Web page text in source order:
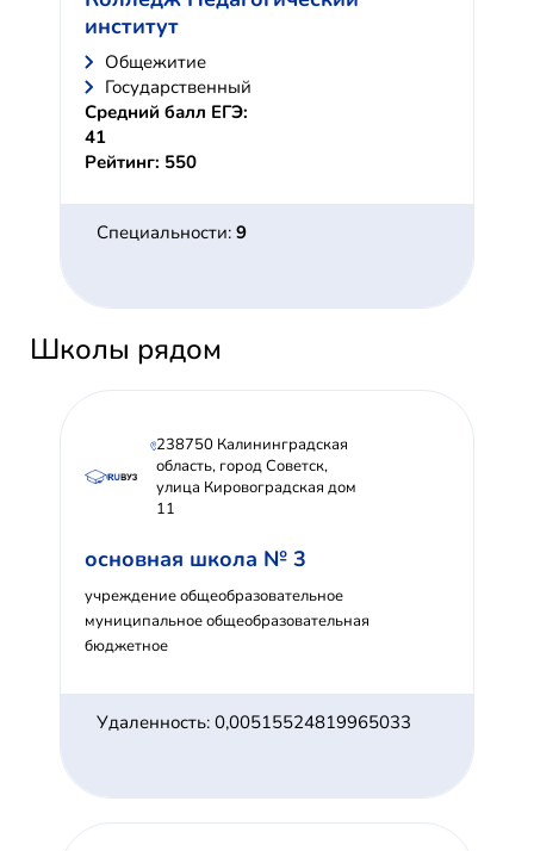
институт
Общежитие
Государственный
Средний балл ЕГЭ:
41
Рейтинг: 550
Специальности: 9
Школы рядом
238750 Калининградская
область, город Советск,
улица Кировоградская дом
11
основная школа № 3
учреждение общеобразовательное
муниципальное общеобразовательная
бюджетное
Удаленность: 0,00515524819965033